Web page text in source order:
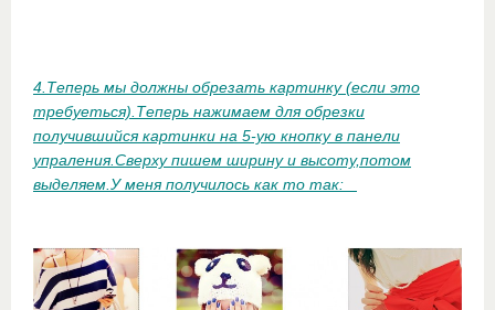
4.Теперь мы должны обрезать картинку (если это
требуеться).Теперь нажимаем для обрезки
получившийся картинки на 5-ую кнопку в панели
упраления.Сверху пишем ширину и высоту,потом
выделяем.У меня получилось как то так: